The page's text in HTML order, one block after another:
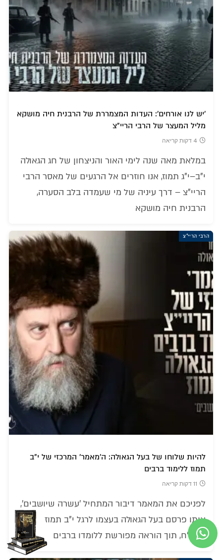
'יש לנו אורחים': העדות המצמררת של הרבנית חיה מושקא
מליל המעצר של הרבי הריי"צ
4 דקות קריאה
במלאת מאה שנה לימי האור והניצחון של חג הגאולה
י"ב–י"ג תמוז, אנו חוזרים אל הרגעים של מאסר הרבי
הריי"צ – דרך עיניה של מי שעמדה בלב הסערה,
הרבנית חיה מושקא
הרבי הריי"צ
להיות שלוחו של בעל הגאולה: ה'מאמר' המרכזי של י"ב
תמוז ללימוד ברבים
11 דקות קריאה
לפניכם את המאמר דיבור המתחיל 'עשרה שיושבים',
אותו פרסם בעל הגאולה בעצמו לרגל י"ב תמוז
תרפ"ח, תוך הוראה מפורשת ללומדו ברבים